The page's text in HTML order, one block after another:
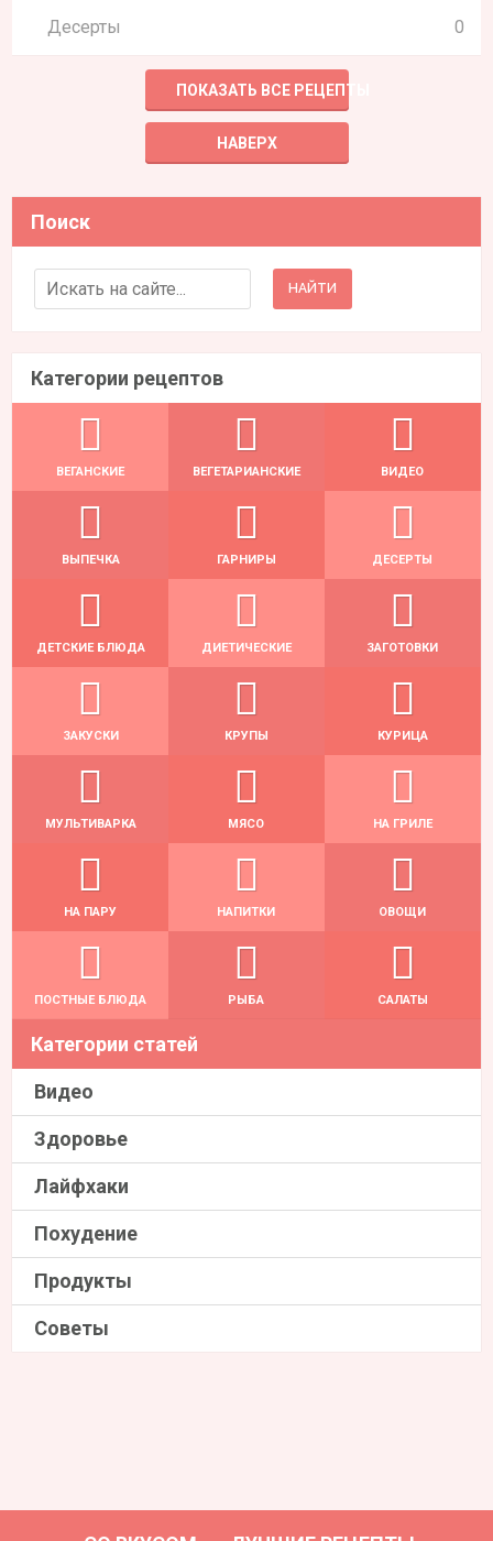
Десерты 0
ПОКАЗАТЬ ВСЕ РЕЦЕПТЫ
НАВЕРХ
Поиск
Search for:
Категории рецептов
ВЕГАНСКИЕ ВЕГЕТАРИАНСКИЕ ВИДЕО
ВЫПЕЧКА ГАРНИРЫ ДЕСЕРТЫ
ДЕТСКИЕ БЛЮДА ДИЕТИЧЕСКИЕ ЗАГОТОВКИ
ЗАКУСКИ КРУПЫ КУРИЦА
МУЛЬТИВАРКА МЯСО НА ГРИЛЕ
НА ПАРУ НАПИТКИ ОВОЩИ
ПОСТНЫЕ БЛЮДА РЫБА САЛАТЫ
Категории статей
Видео
Здоровье
Лайфхаки
Похудение
Продукты
Советы